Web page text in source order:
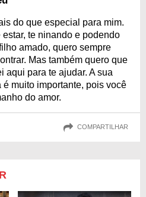
do que especial para mim.
te ninando e podendo
amado, quero sempre
Mas também quero que
aqui para te ajudar. A sua
muito importante, pois você
do amor.
COMPARTILHAR